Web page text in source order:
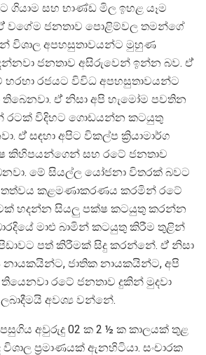
ගියාම සහ භාණ්ඩ මිල ඉහළ යෑම
වගේම ජනතාව පොළිම්වල තමන්ගේ
විශාල අපහසුතාවයන්ට මුහුණ
දන්නවා ජනතාව අසිරුවෙන් ඉන්න බව. ඒ්
හරහා රජයට විවිධ අපහසුතාවයන්ට
ඒ් නිසා අපි හැමෝම පවතින
රටක් විදිහට ගොඩයන්න කටයුතු
ඒ් සඳහා අපිට විකල්ප ක්‍රියාමාර්ග
කිහිපයන්ගෙන් සහ රටේ ජනතාව
මේ සියල්ල යෝජනා විතරක් බවට
කළමණාකරණය කරමින් රටේ
හදන්න සියලු පක්ෂ කටයුතු කරන්න
මාළු බාමින් කටයුතු කිරීම තුළින්
පත් කිරීමක් සිදු කරන්නේ. ඒ් නිසා
නායකයින්ට, ජාතික නායකයින්ට, අපි
රටේ ජනතාව දුකින් මුදවා
අවශ්‍ය වන්නේ.
අවුරුදු 02 ක 2 ½ ක කාලයක් තුළ
ප්‍රමාණයක් ඇනහිටියා. සංචාරක